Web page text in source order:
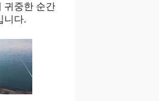
귀중한 순간
니다.